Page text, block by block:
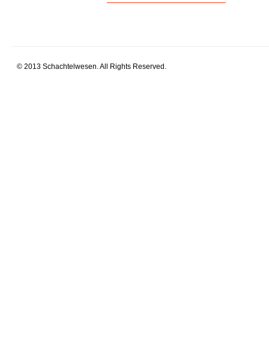
© 2013 Schachtelwesen. All Rights Reserved.